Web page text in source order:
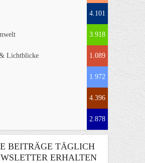
4.101
3.918
Lichtblicke 1.089
1.972
4.396
2.878
BEITRÄGE TÄGLICH
ERHALTEN